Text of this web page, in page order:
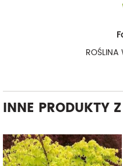
ROŚLINA
INNE PRODUKTY